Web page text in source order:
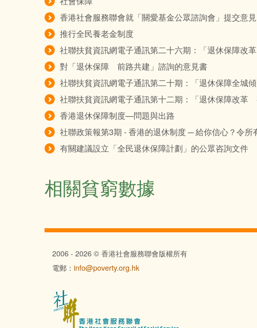
香港社會服務聯會就「關愛基金公眾諮詢會」提交意見
推行全民養老金制度
社聯扶貧資訊網電子通訊第二十六期：「退休保障改革
對「退休保障 前路共建」諮詢的意見書
社聯扶貧資訊網電子通訊第二十期：「退休保障全城傾
社聯扶貧資訊網電子通訊第十二期：「退休保障改革
香港退休保障制度—問題與出路
社聯政策報第3期 - 香港的退休制度 ─ 給你信心？令所
有關建議設立「全民退休保障計劃」的公眾咨詢文件
相關貧窮數據
2006 - 2026 © 香港社會服務聯會版權所有
電郵： info@poverty.org.hk